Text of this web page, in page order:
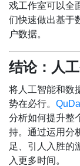
戏工作室可以全
们快速做出基于
户数据。
结论：人
将人工智能和数
势在必行。
分析如何提升
持。通过运用分
足、引人入胜的
入更多时间。